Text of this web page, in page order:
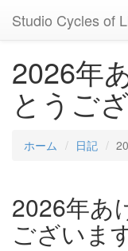
Studio Cycles of
2026年
とうご
ホーム 日記
2026年あ
ございま